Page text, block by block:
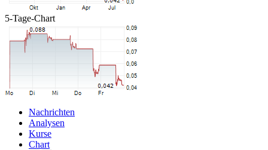
5-Tage-Chart
Nachrichten
Analysen
Kurse
Chart